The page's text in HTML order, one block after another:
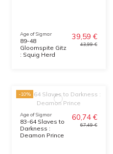
Age of Sigmar
89-48
Gloomspite Gitz
: Squig Herd
39,59 €
43,99 €
-10%
Age of Sigmar
83-64 Slaves to
Darkness :
Deamon Prince
60,74 €
67,49 €